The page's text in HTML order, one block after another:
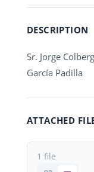
DESCRIPTION
Sr. Jorge
García Padilla
ATTACHED
1 file